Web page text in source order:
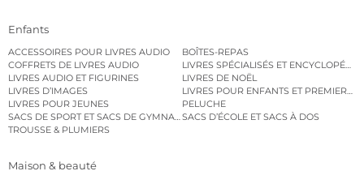
Enfants
ACCESSOIRES POUR LIVRES AUDIO
BOÎTES-REPAS
COFFRETS DE LIVRES AUDIO
LIVRES SPÉCIALISÉS ET
LIVRES AUDIO ET FIGURINES
LIVRES DE NOËL
LIVRES D’IMAGES
LIVRES POUR ENFANTS ET PREMIERS
LIVRES POUR JEUNES
PELUCHE
SACS DE SPORT ET SACS DE GYMNASTIQUESACS D’ÉCOLE ET SACS À DOS
TROUSSE & PLUMIERS
Maison & beauté